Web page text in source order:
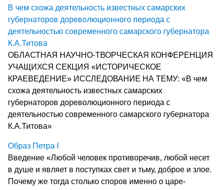
В чем схожа деятельность известных самарских
губернаторов дореволюционного периода с
деятельностью современного самарского губернатора
К.А.Титова
ОБЛАСТНАЯ НАУЧНО-ТВОРЧЕСКАЯ КОНФЕРЕНЦИЯ
УЧАЩИХСЯ СЕКЦИЯ «ИСТОРИЧЕСКОЕ
КРАЕВЕДЕНИЕ» ИССЛЕДОВАНИЕ НА ТЕМУ: «В чем
схожа деятельность известных самарских
губернаторов дореволюционного периода с
деятельностью современного самарского губернатора
К.А.Титова»
Образ Петра I
Введение «Любой человек противоречив, любой несет
в душе и являет в поступках свет и тьму, доброе и злое.
Почему же тогда столько споров именно о царе-